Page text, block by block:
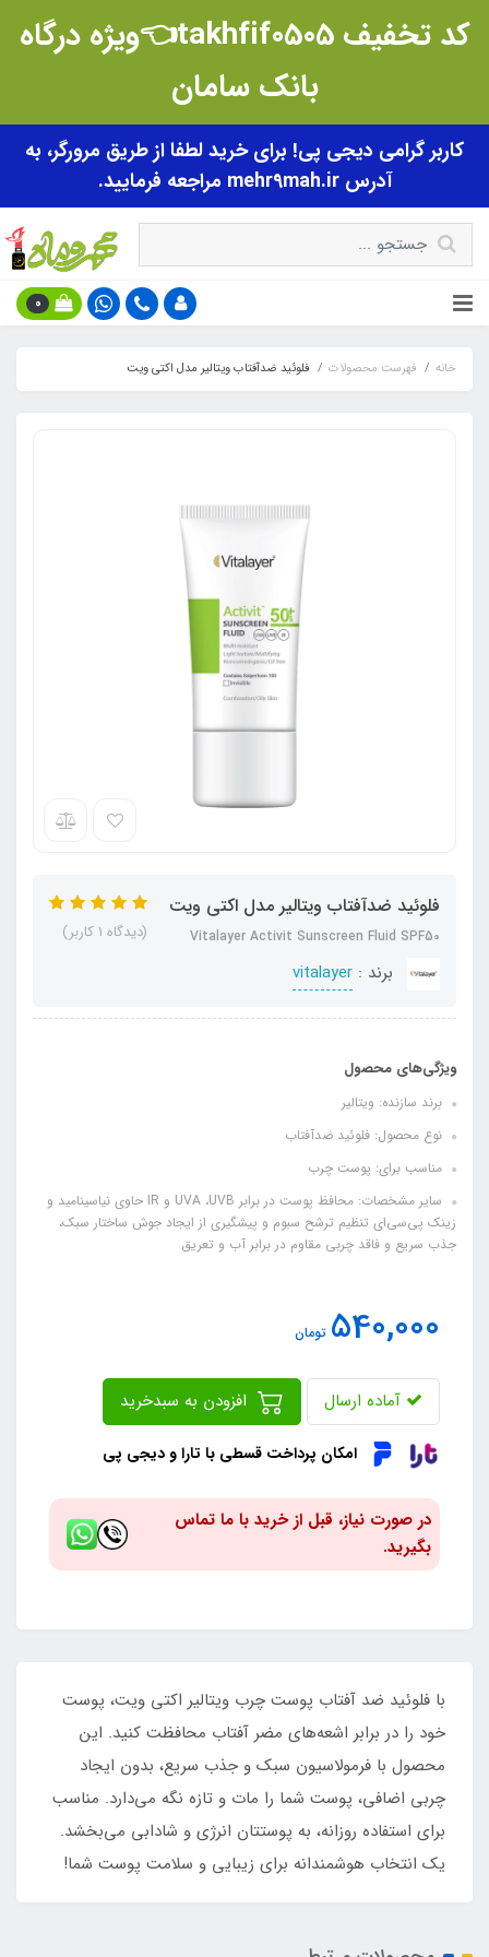
کد تخفیف takhfif0505👈ویژه درگاه
بانک سامان
کاربر گرامی دیجی پی! برای خرید لطفا از طریق مرورگر، به
آدرس mehr9mah.ir مراجعه فرمایید.
0
خانه فهرست محصولات فلوئید ضدآفتاب ویتالیر مدل اکتی ویت
فلوئید ضدآفتاب ویتالیر مدل اکتی ویت
Vitalayer Activit Sunscreen Fluid SPF50
برند : vitalayer
(دیدگاه 1 کاربر)
ویژگی‌های محصول
برند سازنده: ویتالیر
نوع محصول: فلوئید ضدآفتاب
مناسب برای: پوست چرب
سایر مشخصات: محافظ پوست در برابر UVA ،UVB و IR حاوی نیاسینامید و
زینک پی‌سی‌ای تنظیم ترشح سبوم و پیشگیری از ایجاد جوش ساختار سبک،
جذب سریع و فاقد چربی مقاوم در برابر آب و تعریق
540,000 تومان
آماده ارسال
امکان پرداخت قسطی با تارا و دیجی پی
در صورت نیاز، قبل از خرید با ما تماس
بگیرید.
با فلوئید ضد آفتاب پوست چرب ویتالیر اکتی ویت، پوست
خود را در برابر اشعه‌های مضر آفتاب محافظت کنید. این
محصول با فرمولاسیون سبک و جذب سریع، بدون ایجاد
چربی اضافی، پوست شما را مات و تازه نگه می‌دارد. مناسب
برای استفاده روزانه، به پوستتان انرژی و شادابی می‌بخشد.
یک انتخاب هوشمندانه برای زیبایی و سلامت پوست شما!